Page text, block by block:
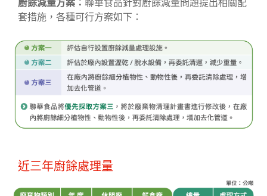
廚餘減量方案： 聯華食品針對廚餘減量問題提出相關配
套措施，各種可行方案如下：
近三年廚餘處理量